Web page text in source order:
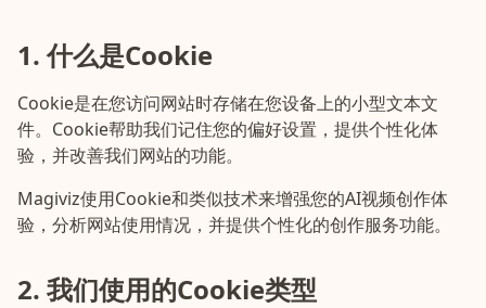
1. 什么是Cookie
Cookie是在您访问网站时存储在您设备上的小型文本文
件。Cookie帮助我们记住您的偏好设置，提供个性化体
验，并改善我们网站的功能。
Magiviz使用Cookie和类似技术来增强您的AI视频创作体
验，分析网站使用情况，并提供个性化的创作服务功能。
2. 我们使用的Cookie类型